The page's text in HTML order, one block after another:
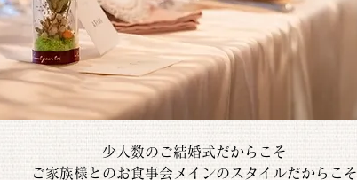
少人数のご結婚式だからこそ
ご家族様とのお食事会メインのスタイルだからこそ